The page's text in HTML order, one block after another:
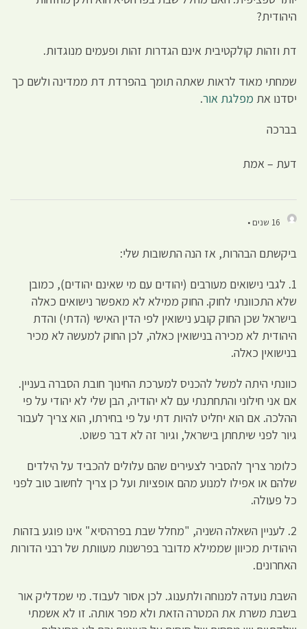
היהודית?
דת וזהות קולקטיבית אינם הגדרות זהות ופעמים מנוגדות.
שמחתי מאוד לראות שאתה תומך בהפרדת דת ממדינה ולשם כך
יסדנו את מפלגת אור.
בברכה
דעת – אמת
16 שנים •
ביקשתם הבהרות, אז הנה התשובות שלי:
1. לגבי נישואים מעורבים (יהודים עם מי שאינם יהודים), כמובן
שלא התכוונתי לחוק. החוק ממילא לא מאפשר נישואים כאלה
בישראל שכן החוק קובע נישואין לפי הדין האישי (הדתי) והדת
היהודית לא מכירה בנישואין כאלה, לכן החוק למעשה לא מכיר
בנישואין כאלה.
כוונתי היתה למשל להכניס למערכת החינוך חובת הסברה בעניין.
אם אני חילוני והתחתנתי עם לא יהודיה, הבן שלי לא יהודי על פי
ההלכה. אם הוא יחליט להיות דתי על פי בחירתו, הוא צריך לעבור
גיור לפני שיתחתן בישראל, וגיור זה לא דבר פשוט.
כלומר צריך להסביר לצעירים שהם עלולים להכביד על הילדים
שלהם או אפילו למנוע מהם אופציות ועל כן צריך לחשוב טוב לפני
כל פעולה.
2. לעניין השאלה השניה, "מחלל שבת בפרהסיא" אינו פוגע בזהות
היהודית מכיוון שממילא מדובר בפרשנות מעוותת של רבני הדורות
האחרונים.
השבת נועדה למנוחה ולתענוג. לכן אסור לעבוד. מי שמדליק אור
בשבת משרת את המטרה הזאת ולא מפר אותה. זו לא אשמתי